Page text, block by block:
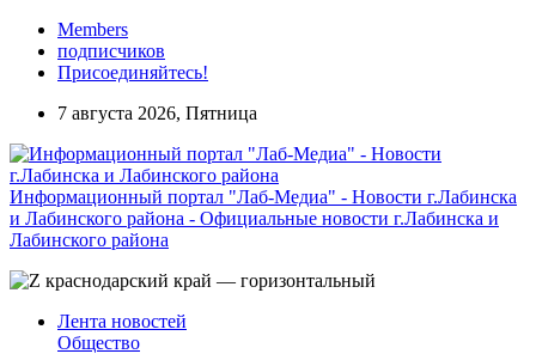
Members
подписчиков
Присоединяйтесь!
7 августа 2026, Пятница
Информационный портал "Лаб-Медиа" - Новости г.Лабинска
и Лабинского района - Официальные новости г.Лабинска и
Лабинского района
Лента новостей
Общество